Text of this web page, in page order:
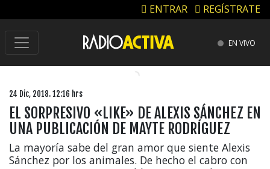
ENTRAR REGÍSTRATE
EN VIVO
24 Dic, 2018. 12:16 hrs
EL SORPRESIVO «LIKE» DE ALEXIS SÁNCHEZ EN
UNA PUBLICACIÓN DE MAYTE RODRÍGUEZ
La mayoría sabe del gran amor que siente Alexis
Sánchez por los animales. De hecho el cabro con